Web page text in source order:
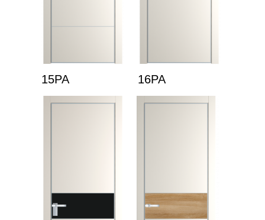
16PA
15PA